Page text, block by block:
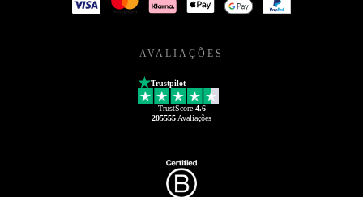
AVALIAÇÕES
Trustpilot
TrustScore 4.6
205555 Avaliações